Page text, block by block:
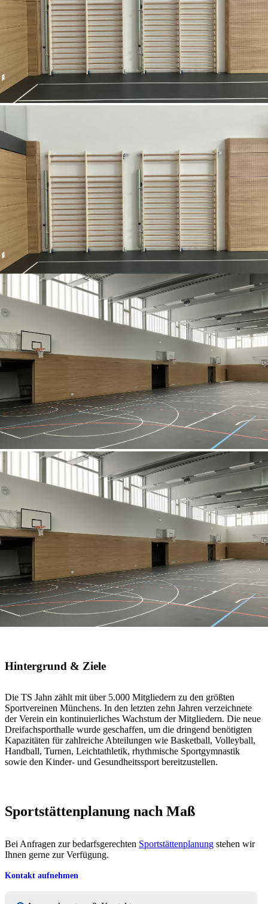
Hintergrund & Ziele
Die TS Jahn zählt mit über 5.000 Mitgliedern zu den größten
Sportvereinen Münchens. In den letzten zehn Jahren verzeichnete
der Verein ein kontinuierliches Wachstum der Mitgliedern. Die neue
Dreifachsporthalle wurde geschaffen, um die dringend benötigten
Kapazitäten für zahlreiche Abteilungen wie Basketball, Volleyball,
Handball, Turnen, Leichtathletik, rhythmische Sportgymnastik
sowie den Kinder- und Gesundheitssport bereitzustellen.
Sportstättenplanung nach Maß
Bei Anfragen zur bedarfsgerechten Sportstättenplanung stehen wir
Ihnen gerne zur Verfügung.
Kontakt aufnehmen